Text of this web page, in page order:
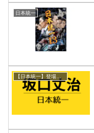
日本統一
【日本統一】登場人物/組織